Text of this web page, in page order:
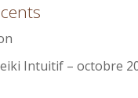
Intuitif – octobre